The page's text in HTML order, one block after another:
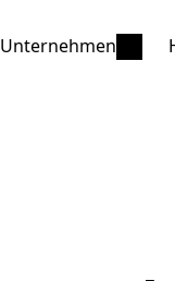
Unternehmen